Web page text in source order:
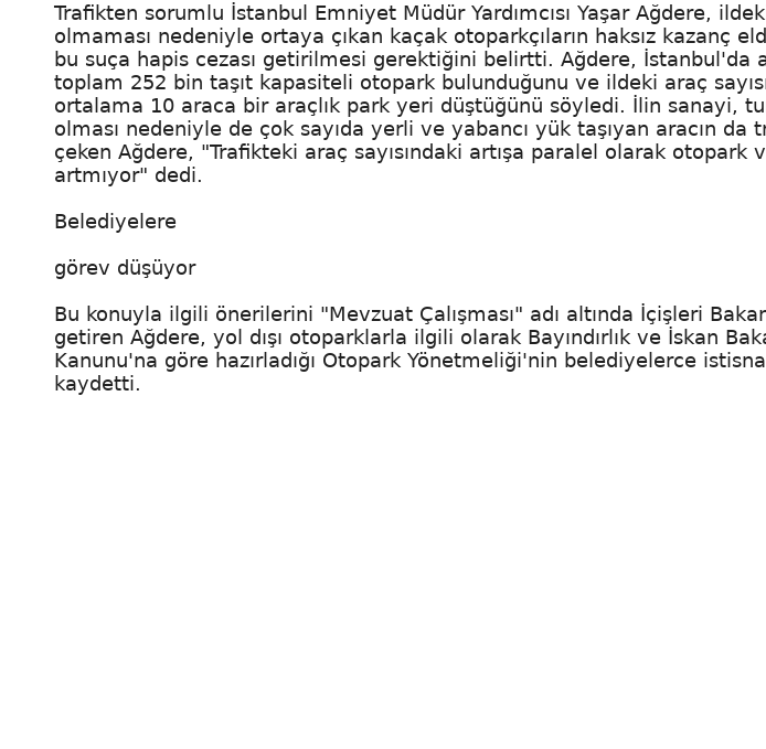
Trafikten sorumlu İstanbul Emniyet Müdür Yardımcısı Yaşar Ağdere,
olmaması nedeniyle ortaya çıkan kaçak otoparkçıların haksız kazanç
bu suça hapis cezası getirilmesi gerektiğini belirtti. Ağdere, İstanbul'da
toplam 252 bin taşıt kapasiteli otopark bulunduğunu ve ildeki araç sayısı
ortalama 10 araca bir araçlık park yeri düştüğünü söyledi. İlin sanayi,
olması nedeniyle de çok sayıda yerli ve yabancı yük taşıyan aracın da
çeken Ağdere, "Trafikteki araç sayısındaki artışa paralel olarak otopark
artmıyor" dedi.
Belediyelere
görev düşüyor
Bu konuyla ilgili önerilerini "Mevzuat Çalışması" adı altında İçişleri
getiren Ağdere, yol dışı otoparklarla ilgili olarak Bayındırlık ve İskan
Kanunu'na göre hazırladığı Otopark Yönetmeliği'nin belediyelerce
kaydetti.